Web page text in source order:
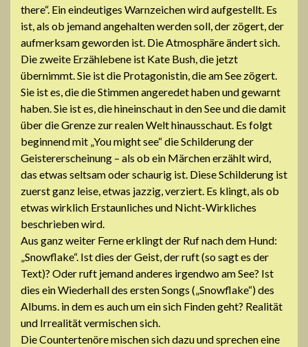
there“. Ein eindeutiges Warnzeichen wird aufgestellt. Es
ist, als ob jemand angehalten werden soll, der zögert, der
aufmerksam geworden ist. Die Atmosphäre ändert sich.
Die zweite Erzählebene ist Kate Bush, die jetzt
übernimmt. Sie ist die Protagonistin, die am See zögert.
Sie ist es, die die Stimmen angeredet haben und gewarnt
haben. Sie ist es, die hineinschaut in den See und die damit
über die Grenze zur realen Welt hinausschaut. Es folgt
beginnend mit „You might see“ die Schilderung der
Geistererscheinung – als ob ein Märchen erzählt wird,
das etwas seltsam oder schaurig ist. Diese Schilderung ist
zuerst ganz leise, etwas jazzig, verziert. Es klingt, als ob
etwas wirklich Erstaunliches und Nicht-Wirkliches
beschrieben wird.
Aus ganz weiter Ferne erklingt der Ruf nach dem Hund:
„Snowflake“. Ist dies der Geist, der ruft (so sagt es der
Text)? Oder ruft jemand anderes irgendwo am See? Ist
dies ein Wiederhall des ersten Songs („Snowflake“) des
Albums. in dem es auch um ein sich Finden geht? Realität
und Irrealität vermischen sich.
Die Countertenöre mischen sich dazu und sprechen eine